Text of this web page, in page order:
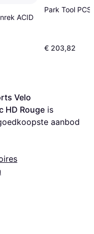
ACID
Park Tool
€ 203,82
Velo
HD Rouge
aanbod